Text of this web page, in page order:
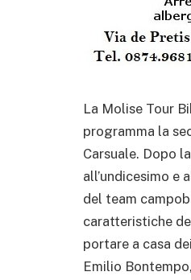
La Molise Tour
programma la
Carsuale. Dopo
all’undicesimo
del team
caratteristiche
portare a casa
Emilio